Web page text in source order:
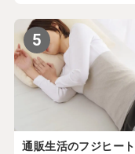
通販生活のフジヒート
5